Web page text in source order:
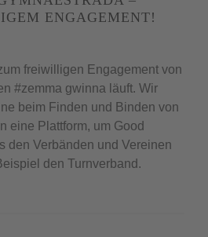
ENGAGEMENT!
freiwilligen Engagement von
#zemma gwinna läuft. Wir
beim Finden und Binden von
eine Plattform, um Good
den Verbänden und Vereinen
den Turnverband.